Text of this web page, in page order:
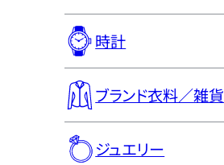
時計
ブランド衣料／雑貨
ジュエリー